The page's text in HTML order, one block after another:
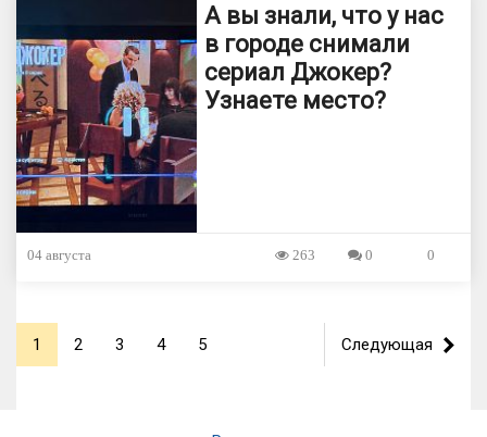
А вы знали, что у нас
в городе снимали
сериал Джокер?
Узнаете место?
04 августа 0
0
263
1 2 3 4 5 Следующая >